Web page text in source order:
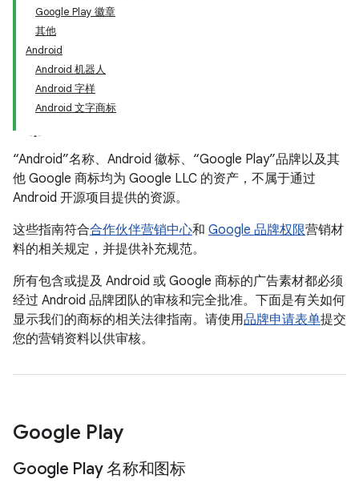
Google Play 徽章
其他
Android
Android 机器人
Android 字样
Android 文字商标
“Android”名称、Android 徽标、“Google Play”品牌以及其
他 Google 商标均为 Google LLC 的资产，不属于通过
Android 开源项目提供的资源。
这些指南符合合作伙伴营销中心和 Google 品牌权限营销材
料的相关规定，并提供补充规范。
所有包含或提及 Android 或 Google 商标的广告素材都必须
经过 Android 品牌团队的审核和完全批准。下面是有关如何
显示我们的商标的相关法律指南。请使用品牌申请表单提交
您的营销资料以供审核。
Google Play
Google Play 名称和图标